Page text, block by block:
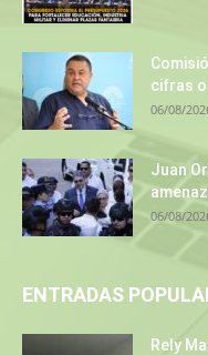
cifras
06/08/
Juan
06/08/
ENTRADAS
Rely